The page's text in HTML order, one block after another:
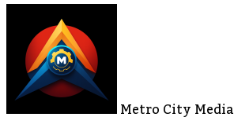
Metro City Media